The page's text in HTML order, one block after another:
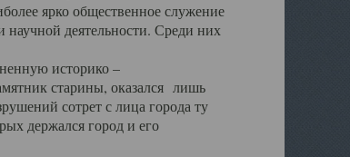
ярко общественное служение
научной деятельности. Среди них
историко –
старины, оказался лишь
сотрет с лица города ту
держался город и его